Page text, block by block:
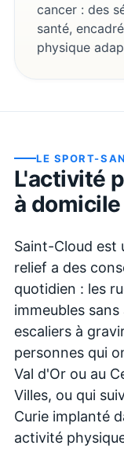
cancer : des
santé,
physique
LE SPORT-
L'activité
à domicile
Saint-Cloud est
relief a des
quotidien : les
immeubles
escaliers à
personnes qui
Val d'Or ou au
Villes, ou qui
Curie implanté
activité